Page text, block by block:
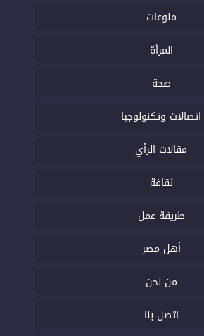
منوعات
المرأة
صحة
اتصالات وتكنولوجيا
مقالات الرأي
ثقافة
طريقة عمل
أهل مصر
من نحن
اتصل بنا